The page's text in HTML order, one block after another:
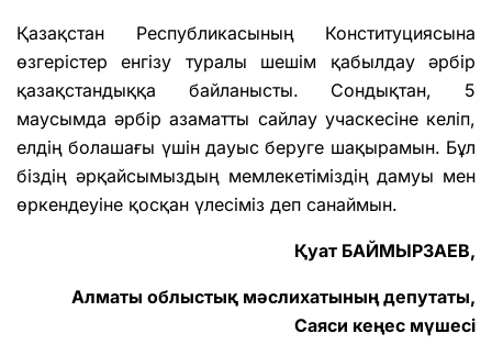
Қазақстан Республикасының Конституциясына
өзгерістер енгізу туралы шешім қабылдау әрбір
қазақстандыққа байланысты. Сондықтан, 5
маусымда әрбір азаматты сайлау учаскесіне келіп,
елдің болашағы үшін дауыс беруге шақырамын. Бұл
біздің әрқайсымыздың мемлекетіміздің дамуы мен
өркендеуіне қосқан үлесіміз деп санаймын.
Қуат БАЙМЫРЗАЕВ,
Алматы облыстық мәслихатының депутаты,
Саяси кеңес мүшесі